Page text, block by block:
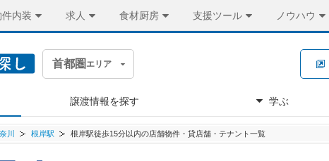
件内装 求人 食材厨房 支援ツール ノウハウ
首都圏 エリア
譲渡情報を探す 学ぶ
川 根岸駅 根岸駅徒歩15分以内の店舗物件・貸店舗・テナント一覧